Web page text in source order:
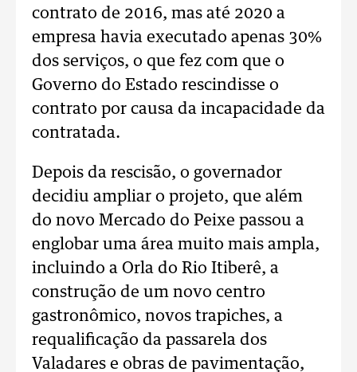
contrato de 2016, mas até 2020 a
empresa havia executado apenas 30%
dos serviços, o que fez com que o
Governo do Estado rescindisse o
contrato por causa da incapacidade da
contratada.
Depois da rescisão, o governador
decidiu ampliar o projeto, que além
do novo Mercado do Peixe passou a
englobar uma área muito mais ampla,
incluindo a Orla do Rio Itiberê, a
construção de um novo centro
gastronômico, novos trapiches, a
requalificação da passarela dos
Valadares e obras de pavimentação,